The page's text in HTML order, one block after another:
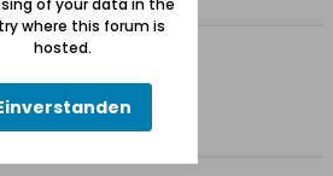
Danzig
0 Likes
09:30
of your data in the
where this forum is
hosted.